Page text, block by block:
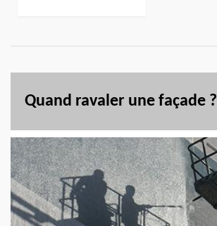
Quand ravaler une façade ?